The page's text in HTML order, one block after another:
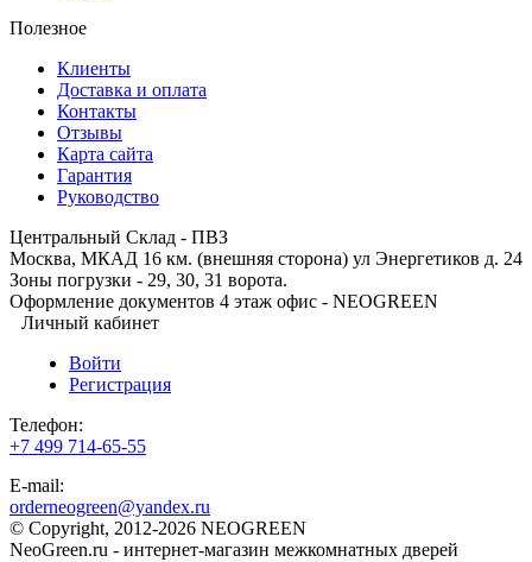
Полезное
Клиенты
Доставка и оплата
Контакты
Отзывы
Карта сайта
Гарантия
Руководство
Центральный Склад - ПВЗ
Москва, МКАД 16 км. (внешняя сторона) ул Энергетиков д. 24
Зоны погрузки - 29, 30, 31 ворота.
Оформление документов 4 этаж офис - NEOGREEN
Личный кабинет
Войти
Регистрация
Телефон:
+7 499 714-65-55
E-mail:
orderneogreen@yandex.ru
© Copyright, 2012-2026 NEOGREEN
NeoGreen.ru - интернет-магазин межкомнатных дверей